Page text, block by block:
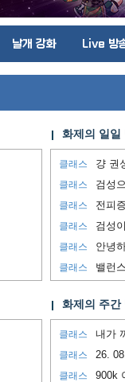
날개 강화 Live 방
화제의 일일
클래스 걍 권
클래스 검성
클래스 전피
클래스 검성
클래스 안녕
클래스 밸런
화제의 주간
클래스 내가
클래스 26.
클래스 900k